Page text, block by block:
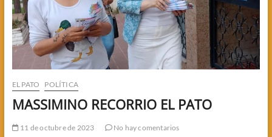
EL PATO POLÍTICA
MASSIMINO RECORRIO EL PATO
11 de octubre de 2023 No hay comentarios